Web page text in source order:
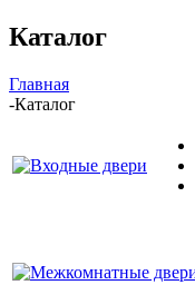
Каталог
Главная
-Каталог